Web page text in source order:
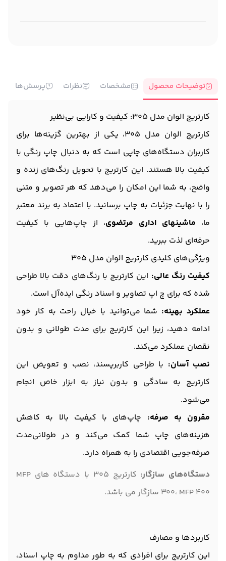
توضیحات محصول مشخصات نظرات پرسش‌ها
کارتریج الوان مدل 305: کیفیت و کارایی بی‌نظیر
کارتریج الوان مدل 305، یکی از بهترین گزینه‌ها برای
کاربران دستگاه‌های چاپی است که به دنبال چاپ رنگی با
کیفیت بالا هستند. این کارتریج با تحویل رنگ‌های زنده و
واضح، به شما این امکان را می‌دهد که هر تصویر و متنی
را با نهایت جزئیات به چاپ برسانید. با اعتماد به برند معتبر
ما، ماشینهای اداری مرتضوی، از چاپ‌هایی با کیفیت
حرفه‌ای لذت ببرید.
ویژگی‌های کلیدی کارتریج الوان مدل 305
کیفیت رنگ عالی: این کارتریج با رنگ‌های دقت بالا طراحی
شده که برای چ اپ تصاویر و اسناد رنگی ایده‌آل است.
عملکرد بهینه: شما می‌توانید با خیال راحت به کار خود
ادامه دهید، زیرا این کارتریج برای مدت طولانی و بدون
نقصان عملکرد می‌کند.
نصب آسان: با طراحی کاربرپسند، نصب و تعویض این
کارتریج به سادگی و بدون نیاز به ابزار خاص انجام
می‌شود.
مقرون به صرفه: چاپ‌های با کیفیت بالا به کاهش
هزینه‌های چاپ شما کمک می‌کند و در طولانی‌مدت
صرفه‌جویی اقتصادی را به همراه دارد.
دستگاه‌های سازگار:
کارتریج 305 با دستگاه های MFP
300، MFP 400 سازگار می باشد.
کاربردها و مصارف
این کارتریج برای افرادی که به طور مداوم به چاپ اسناد،